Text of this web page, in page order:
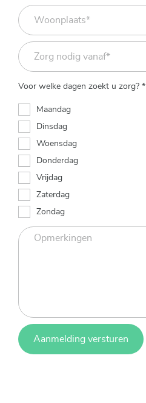
Voor welke dagen zoekt u zorg? *
Maandag
Dinsdag
Woensdag
Donderdag
Vrijdag
Zaterdag
Zondag
Aanmelding versturen